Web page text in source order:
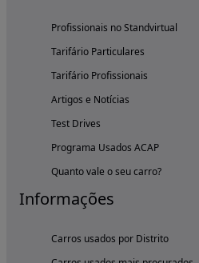
Profissionais no Standvirtual
Tarifário Particulares
Tarifário Profissionais
Artigos e Notícias
Test Drives
Programa Usados ACAP
Quanto vale o seu carro?
Informações
Carros usados por Distrito